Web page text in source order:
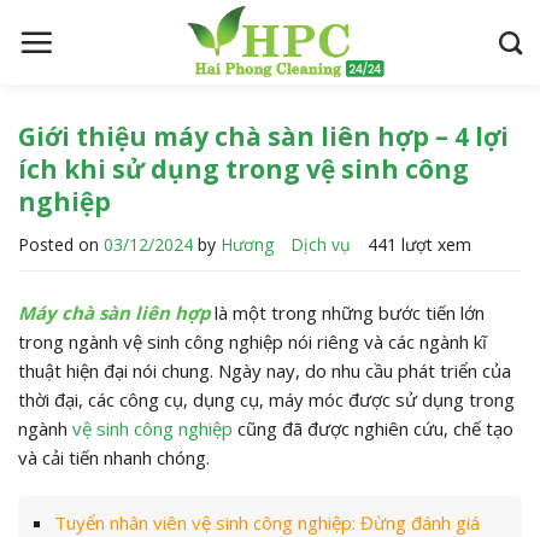
Giới thiệu máy chà sàn liên hợp – 4 lợi
ích khi sử dụng trong vệ sinh công
nghiệp
Posted on 03/12/2024 by Hương Dịch vụ 441 lượt xem
Máy chà sàn liên hợplà một trong những bước tiến lớn
trong ngành vệ sinh công nghiệp nói riêng và các ngành kĩ
thuật hiện đại nói chung. Ngày nay, do nhu cầu phát triển của
thời đại, các công cụ, dụng cụ, máy móc được sử dụng trong
ngành vệ sinh công nghiệp cũng đã được nghiên cứu, chế tạo
và cải tiến nhanh chóng.
Tuyển nhân viên vệ sinh công nghiệp: Đừng đánh giá